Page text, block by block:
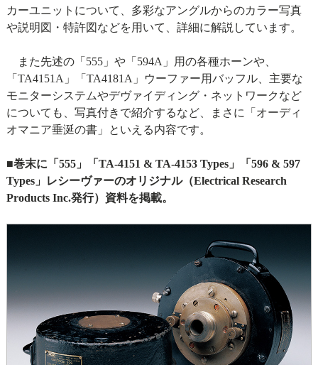
カーユニットについて、多彩なアングルからのカラー写真
や説明図・特許図などを用いて、詳細に解説しています。
また先述の「555」や「594A」用の各種ホーンや、
「TA4151A」「TA4181A」ウーファー用バッフル、主要な
モニターシステムやデヴァイディング・ネットワークなど
についても、写真付きで紹介するなど、まさに「オーディ
オマニア垂涎の書」といえる内容です。
■巻末に「555」「TA-4151 & TA-4153 Types」「596 & 597
Types」レシーヴァーのオリジナル（Electrical Research
Products Inc.発行）資料を掲載。